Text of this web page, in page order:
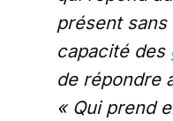
présent
capacité des
de répondre
« Qui prend